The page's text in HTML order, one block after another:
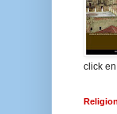
click
Religion